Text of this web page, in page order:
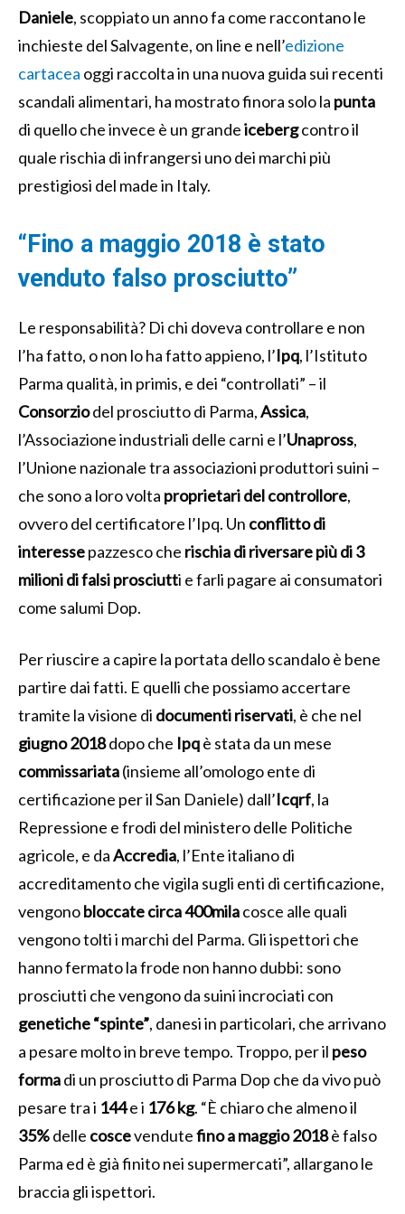
Daniele, scoppiato un anno fa come raccontano le
inchieste del Salvagente, on line e nell’edizione
cartacea oggi raccolta in una nuova guida sui recenti
scandali alimentari, ha mostrato finora solo la punta
di quello che invece è un grandeicebergcontro il
quale rischia di infrangersi uno dei marchi più
prestigiosi del made in Italy.
“Fino a maggio 2018 è stato
venduto falso prosciutto”
Le responsabilità? Di chi doveva controllare e non
l’ha fatto, o non lo ha fatto appieno, l’Ipq, l’Istituto
Parma qualità, in primis, e dei “controllati” – il
Consorziodel prosciutto di Parma,Assica,
l’Associazione industriali delle carni e l’Unapross,
l’Unione nazionale tra associazioni produttori suini –
che sono a loro volta proprietari del controllore,
ovvero del certificatore l’Ipq. Un conflitto di
interessepazzesco che rischia di riversare più di 3
milioni di falsi prosciutti e farli pagare ai consumatori
come salumi Dop.
Per riuscire a capire la portata dello scandalo è bene
partire dai fatti. E quelli che possiamo accertare
tramite la visione di documenti riservati, è che nel
giugno 2018dopo che Ipqè stata da un mese
commissariata(insieme all’omologo ente di
certificazione per il San Daniele) dall’Icqrf, la
Repressione e frodi del ministero delle Politiche
agricole, e daAccredia, l’Ente italiano di
accreditamento che vigila sugli enti di certificazione,
vengonobloccate circa 400milacosce alle quali
vengono tolti i marchi del Parma. Gli ispettori che
hanno fermato la frode non hanno dubbi: sono
prosciutti che vengono da suini incrociati con
genetiche “spinte”, danesi in particolari, che arrivano
a pesare molto in breve tempo. Troppo, per il peso
formadi un prosciutto di Parma Dop che da vivo può
pesare tra i 144e i 176 kg. “È chiaro che almeno il
35%delle coscevendutefino a maggio 2018è falso
Parma ed è già finito nei supermercati”, allargano le
braccia gli ispettori.